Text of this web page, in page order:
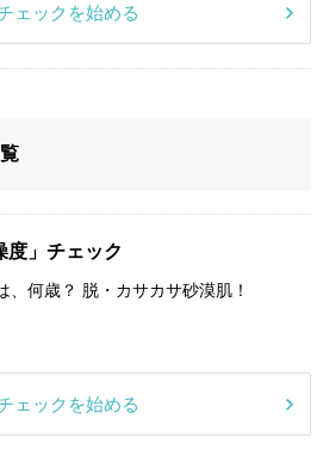
ェックを始める
度」チェック
、何歳？ 脱・カサカサ砂漠肌！
ェックを始める